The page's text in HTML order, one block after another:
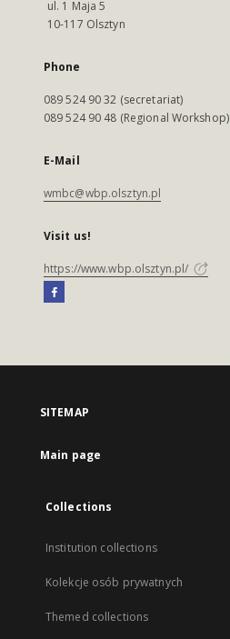
ul. 1 Maja 5
10-117 Olsztyn
Phone
089 524 90 32 (secretariat)
089 524 90 48 (Regional Workshop)
E-Mail
wmbc@wbp.olsztyn.pl
Visit us!
https://www.wbp.olsztyn.pl/
SITEMAP
Main page
Collections
Institution collections
Kolekcje osób prywatnych
Themed collections